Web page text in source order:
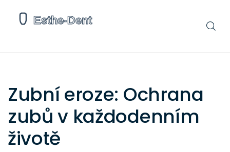
Zubní eroze: Ochrana
zubů v každodenním
životě